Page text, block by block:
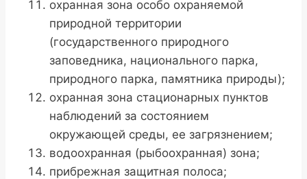
охранная зона особо охраняемой
природной территории
(государственного природного
заповедника, национального парка,
природного парка, памятника природы);
охранная зона стационарных пунктов
наблюдений за состоянием
окружающей среды, ее загрязнением;
водоохранная (рыбоохранная) зона;
прибрежная защитная полоса;